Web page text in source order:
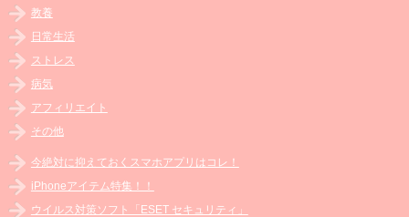
教養
日常生活
ストレス
病気
アフィリエイト
その他
今絶対に抑えておくスマホアプリはコレ！
iPhoneアイテム特集！！
ウイルス対策ソフト「ESET セキュリティ」